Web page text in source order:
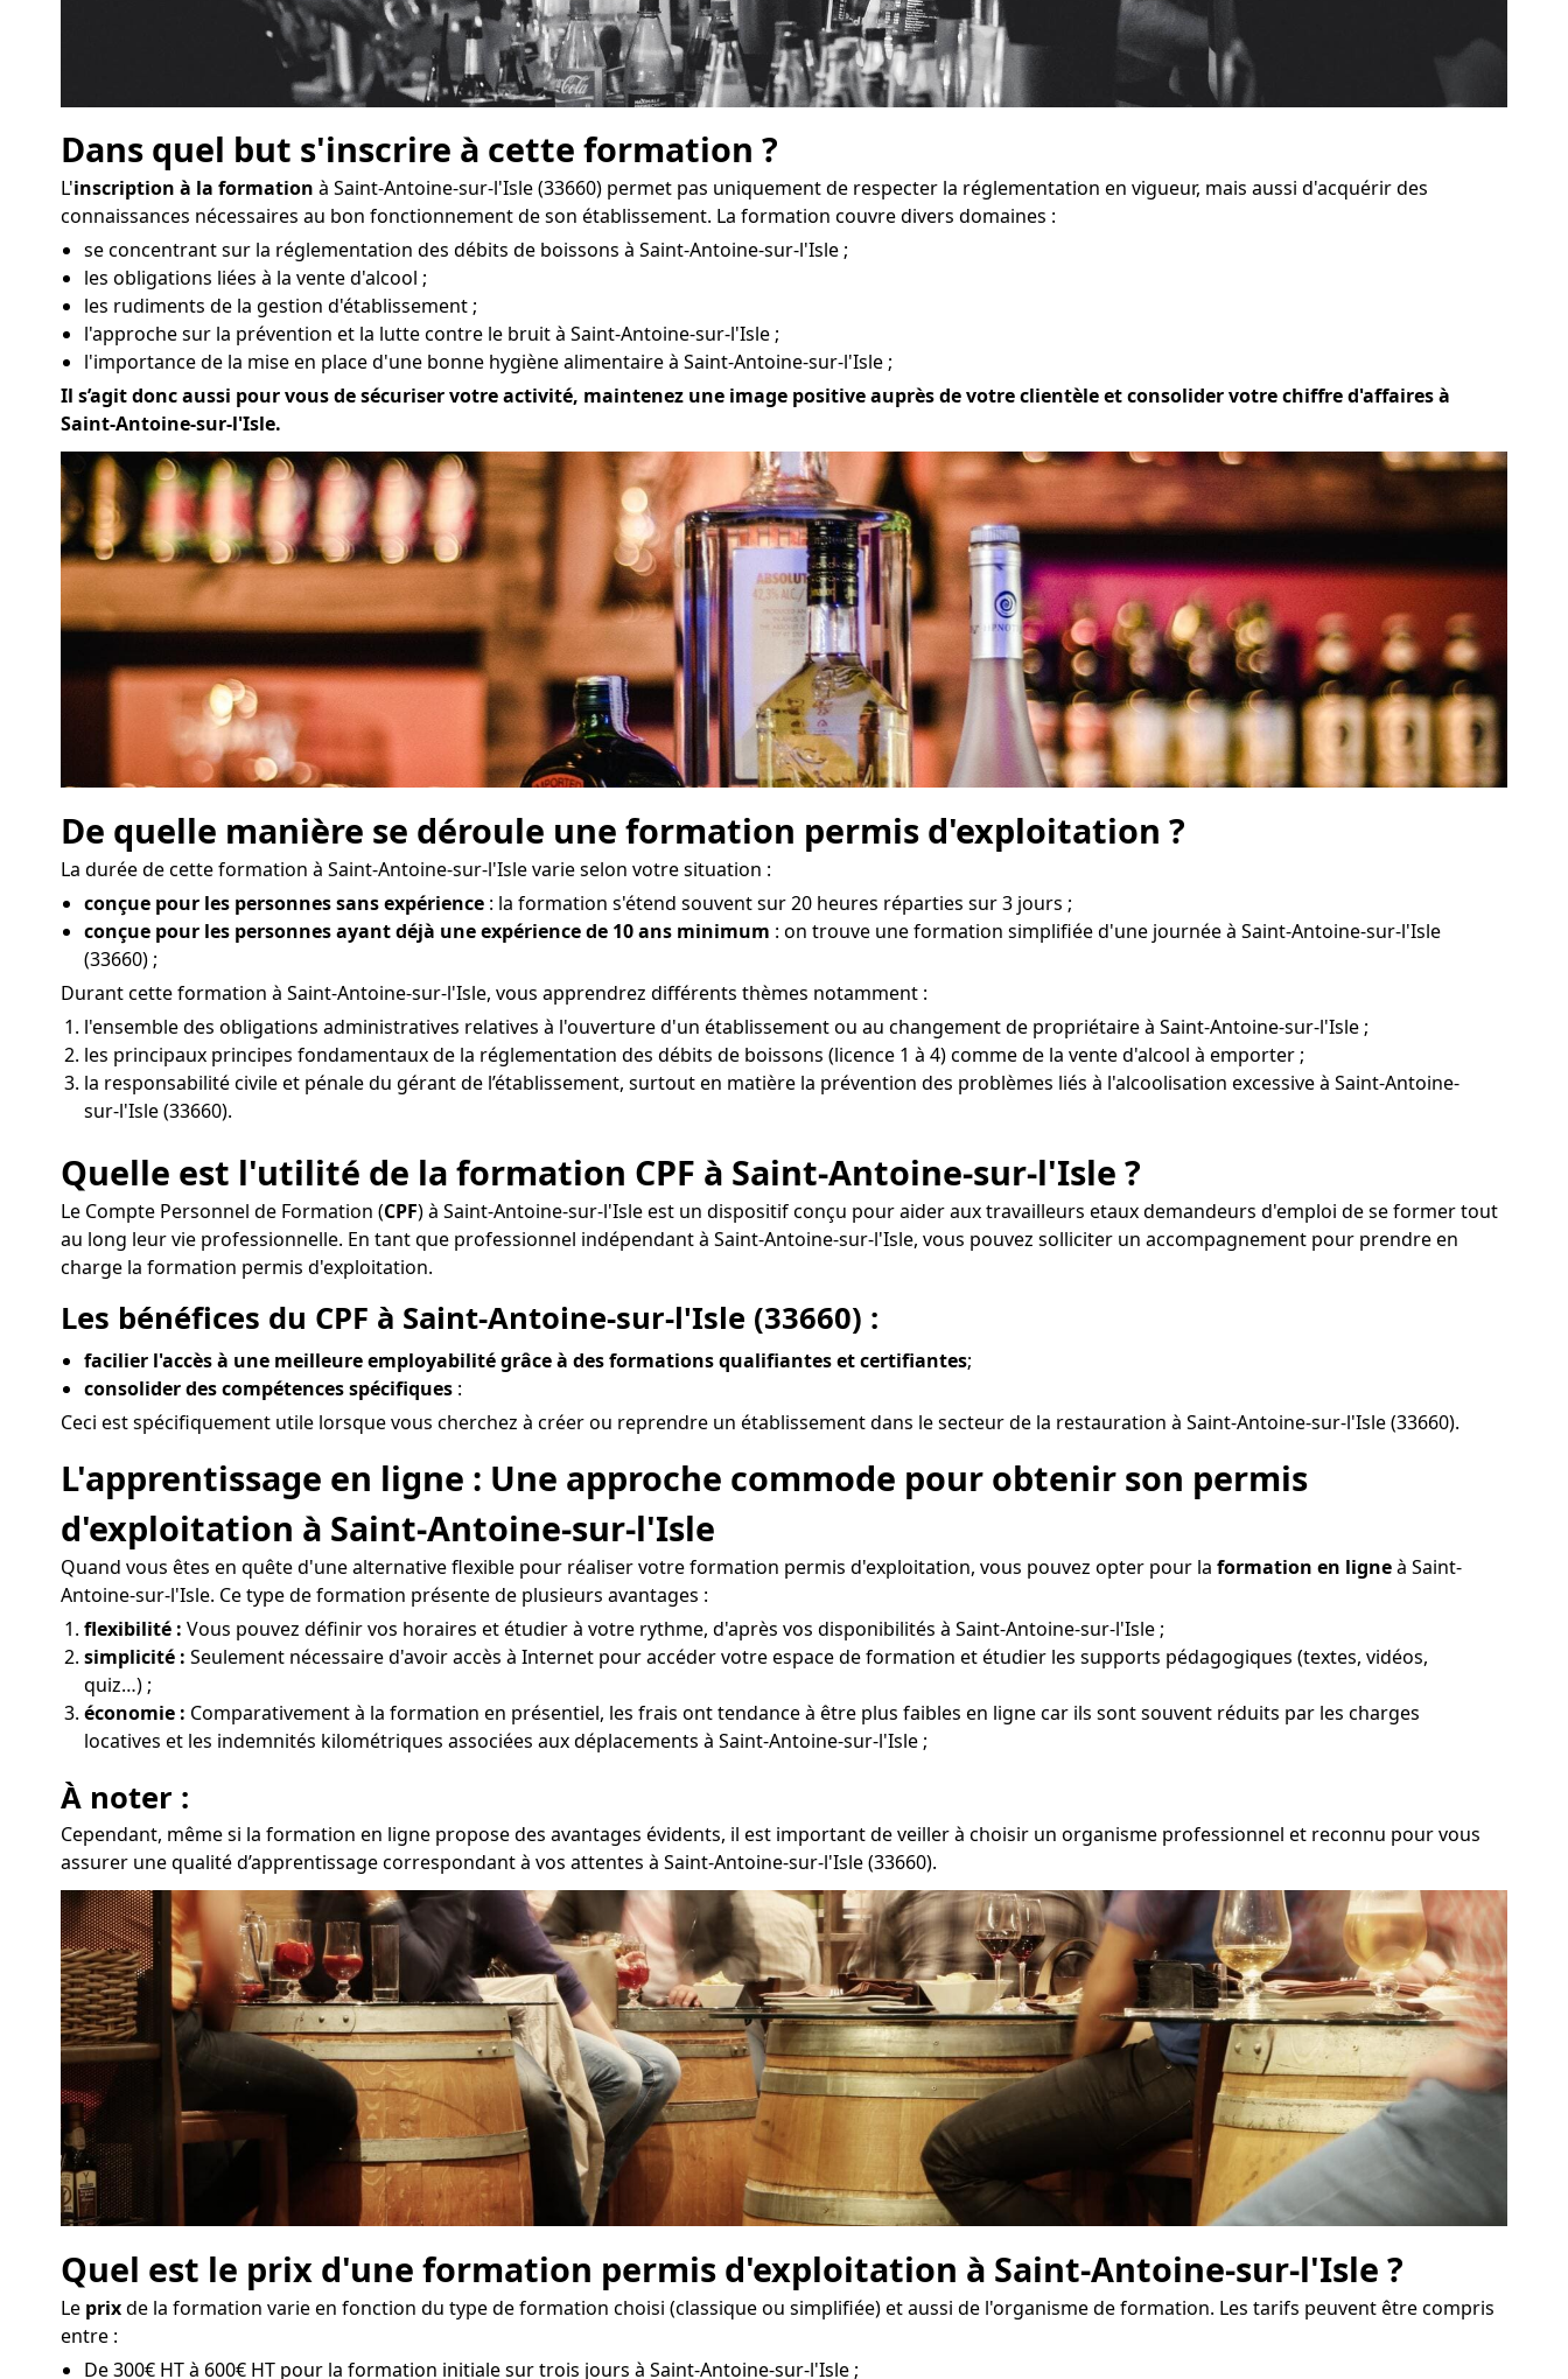
Dans quel but s'inscrire à cette formation ?
L'inscription à la formation à Saint-Antoine-sur-l'Isle (33660) permet pas uniquement de respecter la réglementation en vigueur, mais aussi d'acquérir des
connaissances nécessaires au bon fonctionnement de son établissement. La formation couvre divers domaines :
se concentrant sur la réglementation des débits de boissons à Saint-Antoine-sur-l'Isle ;
les obligations liées à la vente d'alcool ;
les rudiments de la gestion d'établissement ;
l'approche sur la prévention et la lutte contre le bruit à Saint-Antoine-sur-l'Isle ;
l'importance de la mise en place d'une bonne hygiène alimentaire à Saint-Antoine-sur-l'Isle ;
Il s’agit donc aussi pour vous de sécuriser votre activité, maintenez une image positive auprès de votre clientèle et consolider votre chiffre d'affaires à
Saint-Antoine-sur-l'Isle.
De quelle manière se déroule une formation permis d'exploitation ?
La durée de cette formation à Saint-Antoine-sur-l'Isle varie selon votre situation :
conçue pour les personnes sans expérience : la formation s'étend souvent sur 20 heures réparties sur 3 jours ;
conçue pour les personnes ayant déjà une expérience de 10 ans minimum : on trouve une formation simplifiée d'une journée à Saint-Antoine-sur-l'Isle
(33660) ;
Durant cette formation à Saint-Antoine-sur-l'Isle, vous apprendrez différents thèmes notamment :
l'ensemble des obligations administratives relatives à l'ouverture d'un établissement ou au changement de propriétaire à Saint-Antoine-sur-l'Isle ;
les principaux principes fondamentaux de la réglementation des débits de boissons (licence 1 à 4) comme de la vente d'alcool à emporter ;
la responsabilité civile et pénale du gérant de l’établissement, surtout en matière la prévention des problèmes liés à l'alcoolisation excessive à Saint-Antoine-
sur-l'Isle (33660).
Quelle est l'utilité de la formation CPF à Saint-Antoine-sur-l'Isle ?
Le Compte Personnel de Formation (CPF) à Saint-Antoine-sur-l'Isle est un dispositif conçu pour aider aux travailleurs etaux demandeurs d'emploi de se former tout
au long leur vie professionnelle. En tant que professionnel indépendant à Saint-Antoine-sur-l'Isle, vous pouvez solliciter un accompagnement pour prendre en
charge la formation permis d'exploitation.
Les bénéfices du CPF à Saint-Antoine-sur-l'Isle (33660) :
facilier l'accès à une meilleure employabilité grâce à des formations qualifiantes et certifiantes;
consolider des compétences spécifiques :
Ceci est spécifiquement utile lorsque vous cherchez à créer ou reprendre un établissement dans le secteur de la restauration à Saint-Antoine-sur-l'Isle (33660).
L'apprentissage en ligne : Une approche commode pour obtenir son permis
d'exploitation à Saint-Antoine-sur-l'Isle
Quand vous êtes en quête d'une alternative flexible pour réaliser votre formation permis d'exploitation, vous pouvez opter pour la formation en ligneà Saint-
Antoine-sur-l'Isle. Ce type de formation présente de plusieurs avantages :
flexibilité : Vous pouvez définir vos horaires et étudier à votre rythme, d'après vos disponibilités à Saint-Antoine-sur-l'Isle ;
simplicité : Seulement nécessaire d'avoir accès à Internet pour accéder votre espace de formation et étudier les supports pédagogiques (textes, vidéos,
quiz…) ;
économie : Comparativement à la formation en présentiel, les frais ont tendance à être plus faibles en ligne car ils sont souvent réduits par les charges
locatives et les indemnités kilométriques associées aux déplacements à Saint-Antoine-sur-l'Isle ;
À noter :
Cependant, même si la formation en ligne propose des avantages évidents, il est important de veiller à choisir un organisme professionnel et reconnu pour vous
assurer une qualité d’apprentissage correspondant à vos attentes à Saint-Antoine-sur-l'Isle (33660).
Quel est le prix d'une formation permis d'exploitation à Saint-Antoine-sur-l'Isle ?
Le prixde la formation varie en fonction du type de formation choisi (classique ou simplifiée) et aussi de l'organisme de formation. Les tarifs peuvent être compris
entre :
De 300€ HT à 600€ HT pour la formation initiale sur trois jours à Saint-Antoine-sur-l'Isle ;